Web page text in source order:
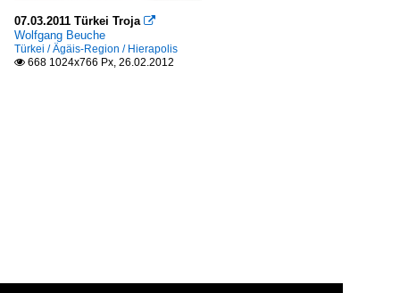
07.03.2011 Türkei Troja 
Wolfgang Beuche
Türkei / Ägäis-Region / Hierapolis
 668 1024x766 Px, 26.02.2012